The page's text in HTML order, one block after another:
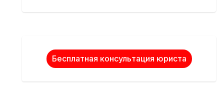
Бесплатная консультация юриста